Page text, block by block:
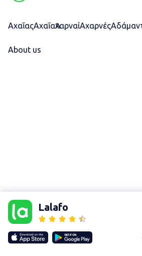
Lalafo
ΑχαΐαςΑχαΐαἈχαρναίΑχαρνές
About us
Our websites
lalafo.kg
lalafo.rs
lalafo.pl